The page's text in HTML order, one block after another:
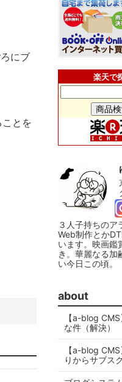
にブ
とを
楽天で
３人子持ちのア
Web制作とか
います。映画鑑
き。華麗なる加
い今日この頃。
about
【a-blog
な件（解決）
【a-blog
りからサブス